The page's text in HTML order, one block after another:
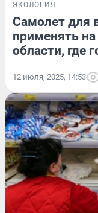
ЭКОЛОГИЯ
Самолет для
применять на
области, где
12 июля, 2025, 14:53